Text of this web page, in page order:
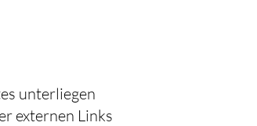
unterliegen
externen Links